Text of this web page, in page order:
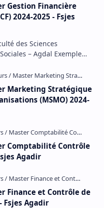
Gestion Financière
2024-2025 - Fsjes
des Sciences
– Agdal Exemple
Marketing Stratégique
(MSMO) 2024-
Comptabilité Contrôle
Agadir
Finance et Contrôle de
Fsjes Agadir